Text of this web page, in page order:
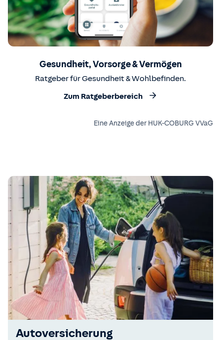
Gesundheit, Vorsorge & Vermögen
Ratgeber für Gesundheit & Wohlbefinden.
Zum Ratgeberbereich
Eine Anzeige der HUK-COBURG VVaG
Autoversicherung